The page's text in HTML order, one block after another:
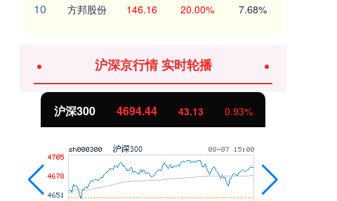
10 方邦股份 146.16 20.00% 7.68%
沪深京行情 实时轮播
北证50 1134.24 11.37 1.01%